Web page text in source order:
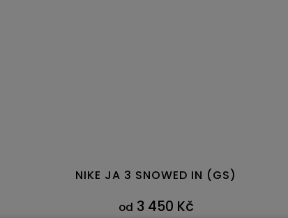
NIKE JA 3 SNOWED IN (GS)
od 3 450 Kč